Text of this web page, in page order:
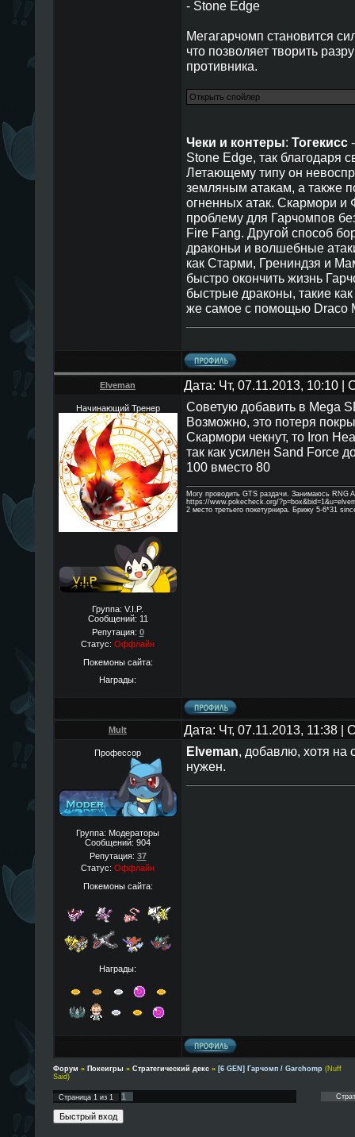
- Stone Edge
Мегагарчомп становится
что позволяет творить
противника.
Чеки и контеры: Тогекисс-
Stone Edge, так благодаря
Летающему типу он
земляным атакам, а также
огненных атак. Скармори и
проблему для Гарчомпов
Fire Fang. Другой способ
драконьи и волшебные
как Старми, Грениндзя и
быстро окончить жизнь
быстрые драконы, такие
же самое с помощью Draco
Elveman Дата: Чт, 07.11.2013, 10:10
Начинающий Тренер
Группа: V.I.P.
Сообщений: 11
Репутация: 0
Статус: Оффлайн
Покемоны сайта:
Награды:
Советую добавить в Mega
Возможно, это потеря
Скармори чекнут, то Iron
так как усилен Sand Force
100 вместо 80
Могу проводить GTS раздачи. Занимаюсь RNG
https://www.pokecheck.org/
2 место третьего покетурнира. Брижу 5-6*31
Mult Дата: Чт, 07.11.2013, 11:38
Профессор
Группа: Модераторы
Сообщений: 904
Репутация: 37
Статус: Оффлайн
Покемоны сайта:
Награды:
Elveman, добавлю, хотя на
нужен.
Форум » Покеигры » Стратегический декс » [6 GEN] Гарчомп / Garchomp (Nuff
Said)
Страница 1из 1 1